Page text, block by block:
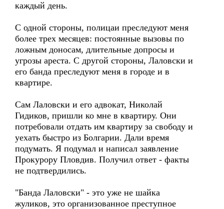
каждый день.
С одной стороны, полицаи преследуют меня
более трех месяцев: постоянные вызовы по
ложным доносам, длительные допросы и
угрозы ареста. С другой стороны, Лаловски и
его банда преследуют меня в городе и в
квартире.
Сам Лаловски и его адвокат, Николай
Гидиков, пришли ко мне в квартиру. Они
потребовали отдать им квартиру за свободу и
уехать быстро из Болгарии. Дали время
подумать. Я подумал и написал заявление
Прокурору Пловдив. Получил ответ - факты
не подтвердились.
"Банда Лаловски" - это уже не шайка
жуликов, это организованное преступное